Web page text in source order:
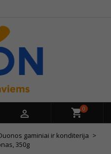
 0
gaminiai ir konditerija
350g